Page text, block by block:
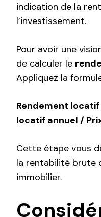
indication de la
l’investissement.
Pour avoir une
de calculer le
Appliquez la
Rendement
locatif annuel /
Cette étape vous
la rentabilité brute
immobilier.